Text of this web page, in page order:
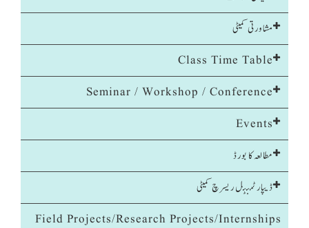
مشاورتی کمیٹی
Class Time Table
Seminar / Workshop / Conference
Events
مطالعہ کا بورڈ
ڈیپارٹمنٹل ریسرچ کمیٹی
Field Projects/Research Projects/Internships